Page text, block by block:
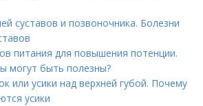
суставов и позвоночника. Болезни
питания для повышения потенции.
могут быть полезны?
или усики над верхней губой. Почему
усики